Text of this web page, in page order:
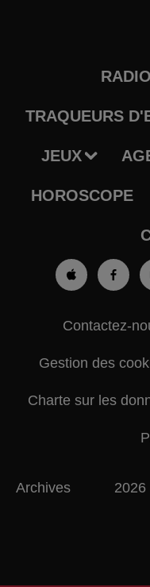
RADIO
TRAQUEURS
JEUX
HOROSCOPE
Contactez-
Gestion des
Charte sur les
Archives 2026